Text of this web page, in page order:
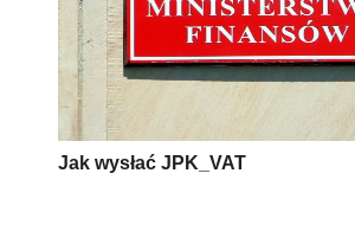
Jak wysłać JPK_VAT